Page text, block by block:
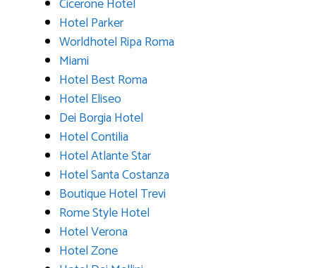
Hotel Parker
Worldhotel Ripa Roma
Miami
Hotel Best Roma
Hotel Eliseo
Dei Borgia Hotel
Hotel Contilia
Hotel Atlante Star
Hotel Santa Costanza
Boutique Hotel Trevi
Rome Style Hotel
Hotel Verona
Hotel Zone